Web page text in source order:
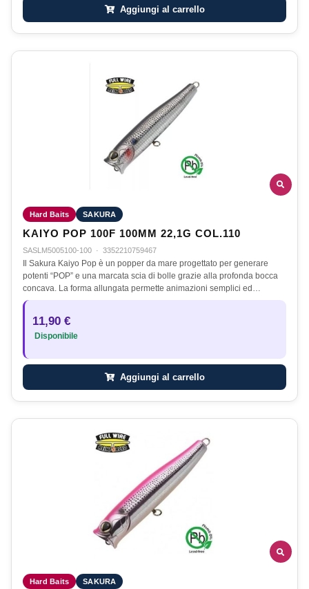
Aggiungi al carrello
Hard Baits SAKURA
KAIYO POP 100F 100MM 22,1G COL.110
SASLM5005100-100 · 3352210759467
Il Sakura Kaiyo Pop è un popper da mare progettato per generare
potenti “POP” e una marcata scia di bolle grazie alla profonda bocca
concava. La forma allungata permette animazioni semplici ed…
11,90 €
Disponibile
Aggiungi al carrello
Hard Baits SAKURA